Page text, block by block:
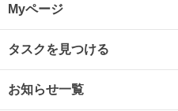
Myページ
タスクを見つける
お知らせ一覧